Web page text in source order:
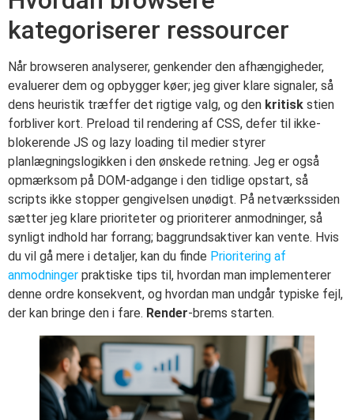
kategoriserer ressourcer
Når browseren analyserer, genkender den afhængigheder,
evaluerer dem og opbygger køer; jeg giver klare signaler, så
dens heuristik træffer det rigtige valg, og den kritisk stien
forbliver kort. Preload til rendering af CSS, defer til ikke-
blokerende JS og lazy loading til medier styrer
planlægningslogikken i den ønskede retning. Jeg er også
opmærksom på DOM-adgange i den tidlige opstart, så
scripts ikke stopper gengivelsen unødigt. På netværkssiden
sætter jeg klare prioriteter og prioriterer anmodninger, så
synligt indhold har forrang; baggrundsaktiver kan vente. Hvis
du vil gå mere i detaljer, kan du finde Prioritering af
anmodninger praktiske tips til, hvordan man implementerer
denne ordre konsekvent, og hvordan man undgår typiske fejl,
der kan bringe den i fare. Render-brems starten.